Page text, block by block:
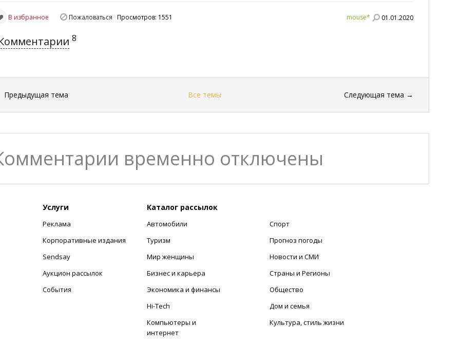
mouse* 01.01.2020
В избранное Пожаловаться Просмотров: 1551
8
Предыдущая тема Все темы Следующая тема →
временно отключены
Услуги
Реклама
Корпоративные издания
Sendsay
Аукцион рассылок
События
Каталог рассылок
Автомобили
Туризм
Мир женщины
Бизнес и карьера
Экономика и финансы
Hi-Tech
Компьютеры и
интернет
Спорт
Прогноз погоды
Новости и СМИ
Страны и Регионы
Общество
Дом и семья
Культура, стиль жизни